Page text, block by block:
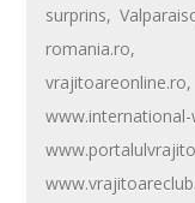
o
k
surprins,
romania.ro
vrajitoareonline.ro